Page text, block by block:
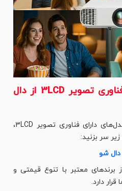
خرید پروژکتورهایی با فناوری تصویر 3LCD از دال
برای بررسی و خرید بهترین مدل‌های دارای فناوری تصویر 3LCD،
سر بزنید:
دال شو
برندهای معتبر با تنوع قیمتی و
دارد.